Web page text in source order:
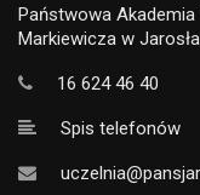
Państwowa Akademia
Markiewicza w
16 624 46 40
Spis telefonów